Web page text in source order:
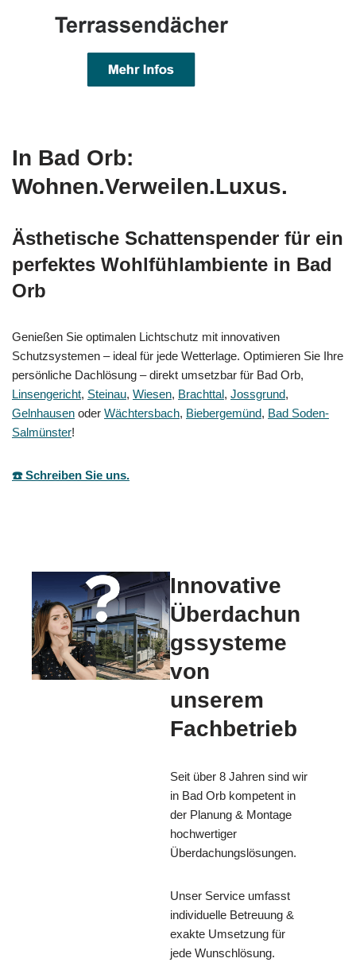
In Bad Orb:
Wohnen.Verweilen.Luxus.
Ästhetische Schattenspender für ein
perfektes Wohlfühlambiente in Bad
Orb
Genießen Sie optimalen Lichtschutz mit innovativen
Schutzsystemen – ideal für jede Wetterlage. Optimieren Sie Ihre
persönliche Dachlösung – direkt umsetzbar für Bad Orb,
Linsengericht, Steinau, Wiesen, Brachttal, Jossgrund,
Gelnhausen oder Wächtersbach, Biebergemünd, Bad Soden-
Salmünster!
☎️ Schreiben Sie uns.
Innovative
Überdachun
gssysteme
von
unserem
Fachbetrieb
Seit über 8 Jahren sind wir
in Bad Orb kompetent in
der Planung & Montage
hochwertiger
Überdachungslösungen.
Unser Service umfasst
individuelle Betreuung &
exakte Umsetzung für
jede Wunschlösung.